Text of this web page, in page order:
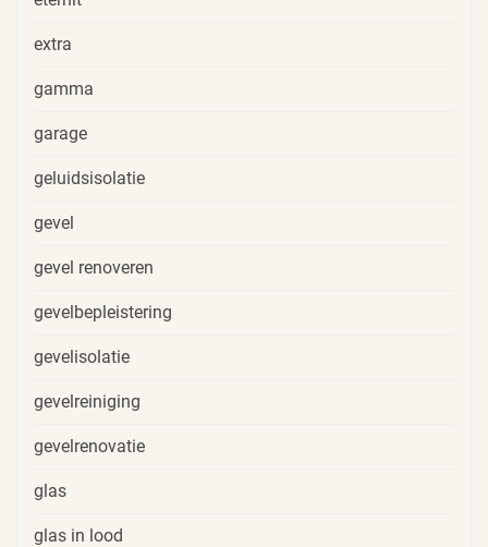
extra
gamma
garage
geluidsisolatie
gevel
gevel renoveren
gevelbepleistering
gevelisolatie
gevelreiniging
gevelrenovatie
glas
glas in lood